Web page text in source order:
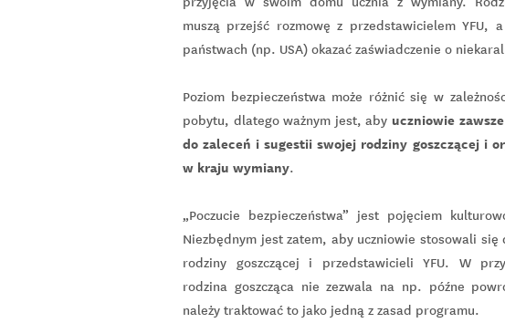
muszą przejść rozmowę z przedstawicielem YFU,
państwach (np. USA) okazać zaświadczenie o
Poziom bezpieczeństwa może różnić się w
pobytu, dlatego ważnym jest, aby uczniowie
do zaleceń i sugestii swojej rodziny goszczącej i
w kraju wymiany.
„Poczucie bezpieczeństwa” jest pojęciem
Niezbędnym jest zatem, aby uczniowie stosowali się
rodziny goszczącej i przedstawicieli YFU. W
rodzina goszcząca nie zezwala na np. późne
należy traktować to jako jedną z zasad programu.